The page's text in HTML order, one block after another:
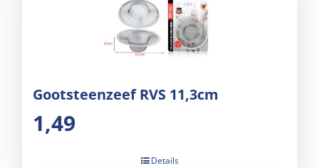
Gootsteenzeef RVS 11,3cm
1,49
Details